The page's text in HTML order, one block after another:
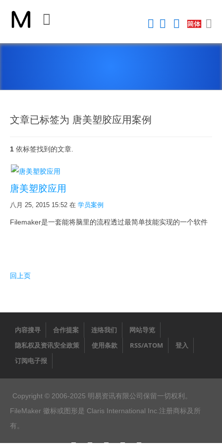
关
闭
台
FileMaker 平台
FileMaker 系統安全性
新 Claris FileMaker 2023
Claris Connect 流程自動化
新视频
FileMaker Pro 規格能力
FileMaker 新線上文件與快捷鍵
最佳硬件
询价与购买
培
文章已标签为 唐美塑胶应用案例
1 依标签找到的文章.
唐美塑胶应用
八月 25, 2015 15:52 在 学员案例
Filemaker是一套能将脑里的流程透过最简单技能实现的一个软件
回上页
内容搜寻 合作提案 连络我们
网站导览
隐私权及资讯安全政策
使用条款 RSS/ATOM
登入
订阅电子报
Copyright © 2006-2025 明易资讯有限公司保留一切权利。
FileMaker 徽标或图形是 Claris International Inc.注册商标及所
有。